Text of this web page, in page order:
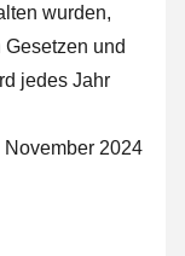
wurden,
und
jedes Jahr
2024